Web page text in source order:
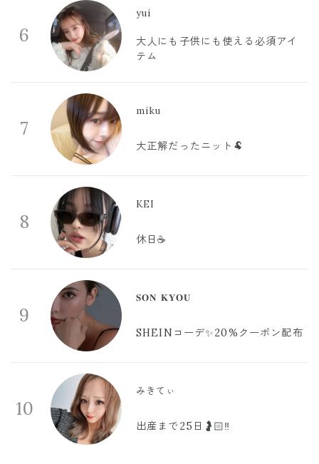
6
yui
大人にも子供にも使える必須アイ
テム
7
miku
大正解だったニット🐏
8
KEI
休日☕️
9
𝐒𝐎𝐍 𝐊𝐘𝐎𝐔
SHEINコーデ✨20%クーポン配布
10
みきてぃ
出産まで25日🤰🏻‼️